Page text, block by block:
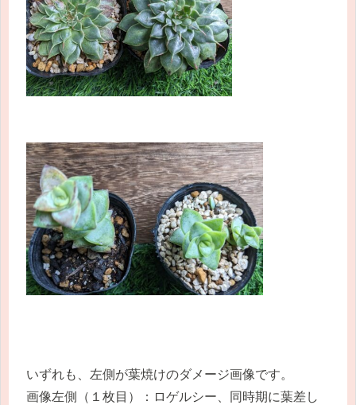
いずれも、左側が葉焼けのダメージ画像です。
画像左側（１枚目）：ロゲルシー、同時期に葉差し